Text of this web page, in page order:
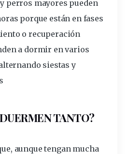
perros mayores pueden
porque están en fases
o recuperación
a dormir en varios
siestas y
TANTO?
aunque tengan mucha